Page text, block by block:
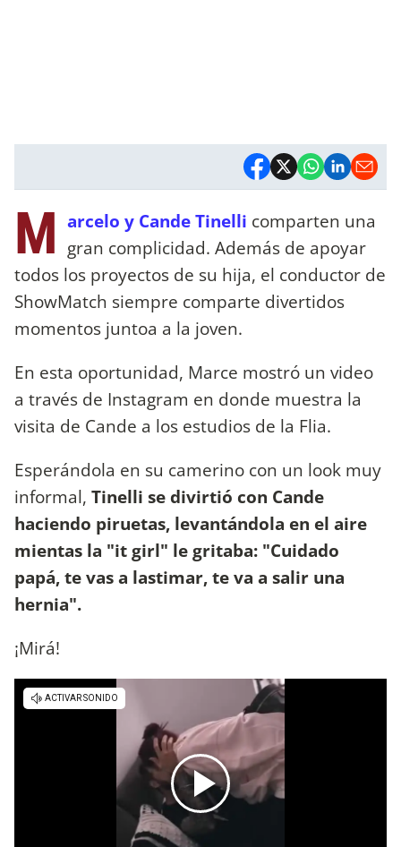
M arcelo y Cande Tinelli comparten una
gran complicidad. Además de apoyar
todos los proyectos de su hija, el conductor de
ShowMatch siempre comparte divertidos
momentos juntoa a la joven.
En esta oportunidad, Marce mostró un video
a través de Instagram en donde muestra la
visita de Cande a los estudios de la Flia.
Esperándola en su camerino con un look muy
informal, Tinelli se divirtió con Cande
haciendo piruetas, levantándola en el aire
mientas la "it girl" le gritaba: "Cuidado
papá, te vas a lastimar, te va a salir una
hernia".
¡Mirá!